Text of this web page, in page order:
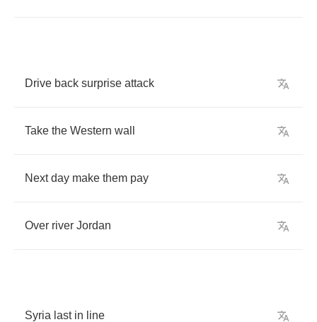
Drive back surprise attack
Take the Western wall
Next day make them pay
Over river Jordan
Syria last in line